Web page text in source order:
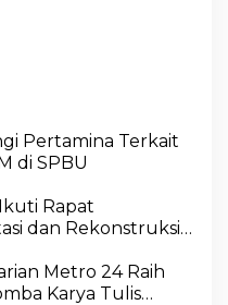
Pertamina Terkait
di SPBU
Rapat
dan Rekonstruksi
Metro 24 Raih
Karya Tulis